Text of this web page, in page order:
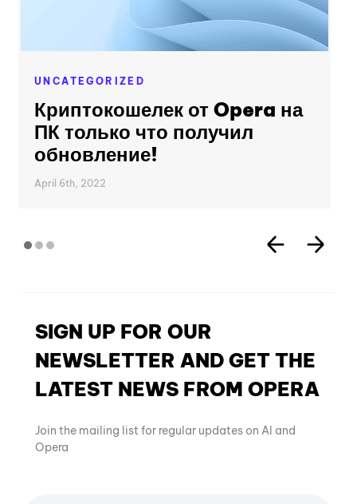
UNCATEGORIZED
Криптокошелек от Opera на
ПК только что получил
обновление!
April 6th, 2022
SIGN UP FOR OUR
NEWSLETTER AND GET THE
LATEST NEWS FROM OPERA
Join the mailing list for regular updates on AI and
Opera